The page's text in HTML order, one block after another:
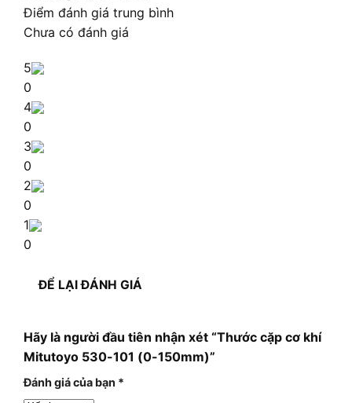
Điểm đánh giá trung bình
Chưa có đánh giá
5
0
4
0
3
0
2
0
1
0
ĐỂ LẠI ĐÁNH GIÁ
Hãy là người đầu tiên nhận xét “Thước cặp cơ khí
Mitutoyo 530-101 (0-150mm)”
Đánh giá của bạn *